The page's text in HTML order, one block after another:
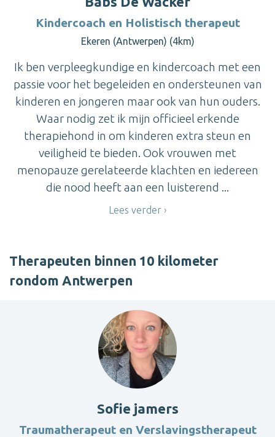
Kindercoach en Holistisch therapeut
Ekeren (Antwerpen) (4km)
Ik ben verpleegkundige en kindercoach met een
passie voor het begeleiden en ondersteunen van
kinderen en jongeren maar ook van hun ouders.
Waar nodig zet ik mijn officieel erkende
therapiehond in om kinderen extra steun en
veiligheid te bieden. Ook vrouwen met
menopauze gerelateerde klachten en iedereen
die nood heeft aan een luisterend ...
Lees verder
Therapeuten binnen 10 kilometer
rondom Antwerpen
Sofie jamers
Traumatherapeut en Verslavingstherapeut